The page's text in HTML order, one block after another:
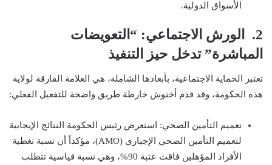
الأسواق الدولية.
2. الورش الاجتماعي: “التعويضات
المباشرة” تدخل حيز التنفيذ
تعتبر الحماية الاجتماعية، بأبعادها الشاملة، هي العلامة الفارقة لولاية
هذه الحكومة، وقد قدم أخنوش خارطة طريق واضحة للتفعيل الفعلي:
تعميم التأمين الصحي: استعرض رئيس الحكومة النتائج الإيجابية
لتعميم التأمين الصحي الإجباري (AMO)، مؤكداً أن نسبة تغطية
الأفراد المؤهلين فاقت عتبة 90%، وهي نسبة قياسية تتطلب